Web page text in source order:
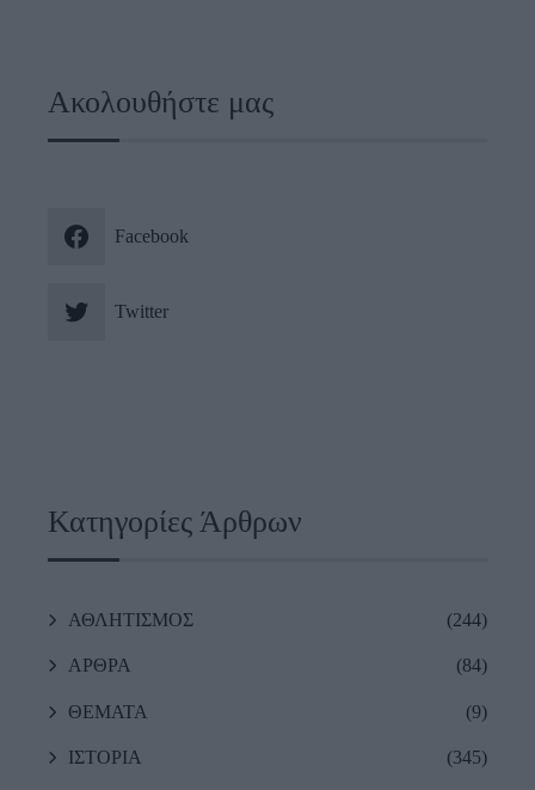
Ακολουθήστε μας
Facebook
Twitter
Κατηγορίες Άρθρων
ΑΘΛΗΤΙΣΜΟΣ (244)
ΑΡΘΡΑ (84)
ΘΕΜΑΤΑ (9)
ΙΣΤΟΡΙΑ (345)